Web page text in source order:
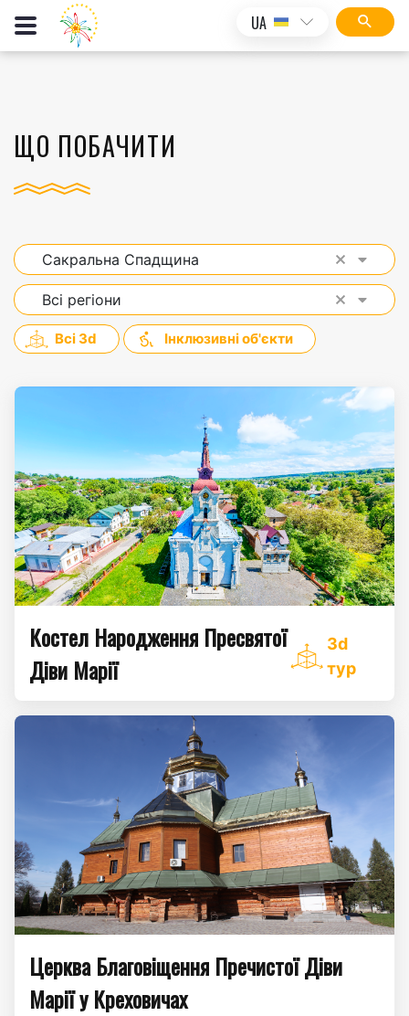
UA
ЩО ПОБАЧИТИ
Сакральна Спадщина
Всі 3d Інклюзивні об'єкти
Всі регіони
Костел Народження Пресвятої
Діви Марії
3d
тур
Церква Благовіщення Пречистої Діви
Марії у Креховичах